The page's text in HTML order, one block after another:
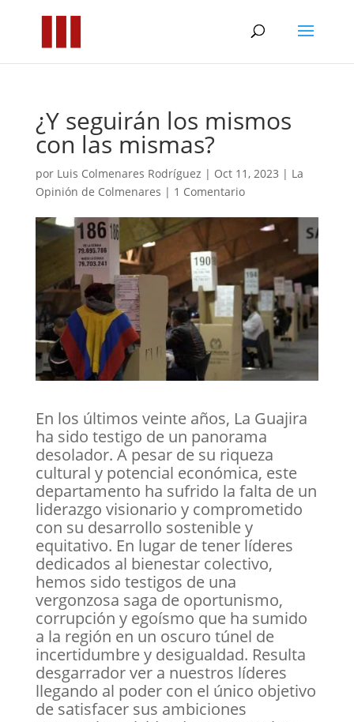
¿Y seguirán los mismos
con las mismas?
por Luis Colmenares Rodríguez | Oct 11, 2023 | La
Opinión de Colmenares | 1 Comentario
En los últimos veinte años, La Guajira
ha sido testigo de un panorama
desolador. A pesar de su riqueza
cultural y potencial económica, este
departamento ha sufrido la falta de un
liderazgo visionario y comprometido
con su desarrollo sostenible y
equitativo. En lugar de tener líderes
dedicados al bienestar colectivo,
hemos sido testigos de una
vergonzosa saga de oportunismo,
corrupción y egoísmo que ha sumido
a la región en un oscuro túnel de
incertidumbre y desigualdad. Resulta
desgarrador ver a nuestros líderes
llegando al poder con el único objetivo
de satisfacer sus ambiciones